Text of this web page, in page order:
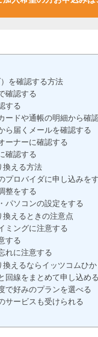
を確認する方法
確認する
する
ードや通帳の明細から確
ら届くメールを確認する
ーナーに確認する
確認する
換える方法
プロバイダに申し込みを
整をする
パソコンの設定をする
換えるときの注意点
ミングに注意する
する
れに注意する
換えるならイッツコムひ
回線をまとめて申し込める
で好みのプランを選べる
サービスも受けられる